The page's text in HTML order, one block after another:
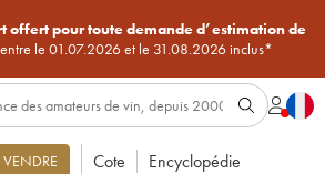
offert pour toute demande d’estimation de
le 01.07.2026 et le 31.08.2026 inclus*
VENDRE Cote Encyclopédie